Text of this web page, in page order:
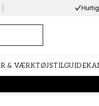
& VÆRKTØJSTILGUIDE